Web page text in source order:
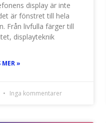
display är inte
är fönstret till hela
Från livfulla färger till
displayteknik
MER »
Inga kommentarer